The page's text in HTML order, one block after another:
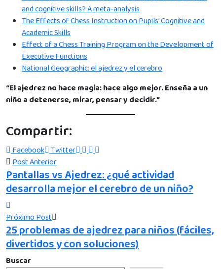
and cognitive skills? A meta-analysis
The Effects of Chess Instruction on Pupils’ Cognitive and
Academic Skills
Effect of a Chess Training Program on the Development of
Executive Functions
National Geographic: el ajedrez y el cerebro
“El ajedrez no hace magia: hace algo mejor. Enseña a un
niño a detenerse, mirar, pensar y decidir.”
Compartir:
Facebook Twitter
Post Anterior
Pantallas vs Ajedrez: ¿qué actividad
desarrolla mejor el cerebro de un niño?
Próximo Post
25 problemas de ajedrez para niños (fáciles,
divertidos y con soluciones)
Buscar